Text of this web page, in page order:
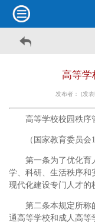
高等学
发布者： [发
高等学校校园秩序
（国家教育委员会
第一条为了优化育
学、科研、生活秩序和
现代化建设专门人才的
第二条本规定所称
通高等学校和成人高等